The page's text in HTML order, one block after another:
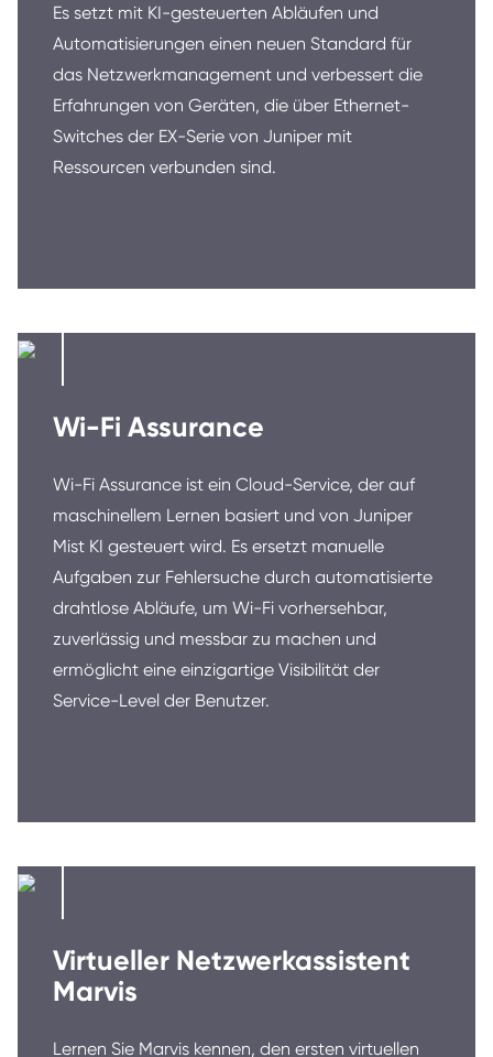
Es setzt mit KI-gesteuerten Abläufen und
Automatisierungen einen neuen Standard für
das Netzwerkmanagement und verbessert die
Erfahrungen von Geräten, die über Ethernet-
Switches der EX-Serie von Juniper mit
Ressourcen verbunden sind.
Wi-Fi Assurance
Wi-Fi Assurance ist ein Cloud-Service, der auf
maschinellem Lernen basiert und von Juniper
Mist KI gesteuert wird. Es ersetzt manuelle
Aufgaben zur Fehlersuche durch automatisierte
drahtlose Abläufe, um Wi-Fi vorhersehbar,
zuverlässig und messbar zu machen und
ermöglicht eine einzigartige Visibilität der
Service-Level der Benutzer.
Virtueller Netzwerkassistent
Marvis
Lernen Sie Marvis kennen, den ersten virtuellen